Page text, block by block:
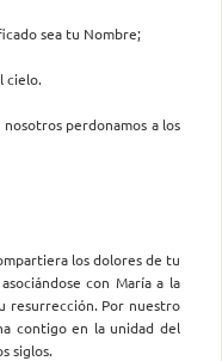
sea tu Nombre;
cielo.
perdonamos a los
los dolores de tu
con María a la
resurrección. Por nuestro
contigo en la unidad del
siglos.